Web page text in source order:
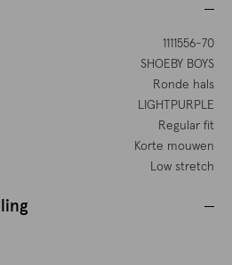
1111556-70
SHOEBY BOYS
Ronde hals
LIGHTPURPLE
Regular fit
Korte mouwen
Low stretch